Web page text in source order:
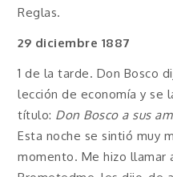
Reglas.
29 diciembre 1887
1 de la tarde. Don Bosco
lección de economía y se
título: Don Bosco a sus
Esta noche se sintió muy
momento. Me hizo llamar